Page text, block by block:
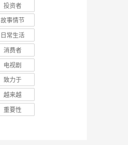
投资者
故事情节
日常生活
消费者
电视剧
致力于
越来越
重要性